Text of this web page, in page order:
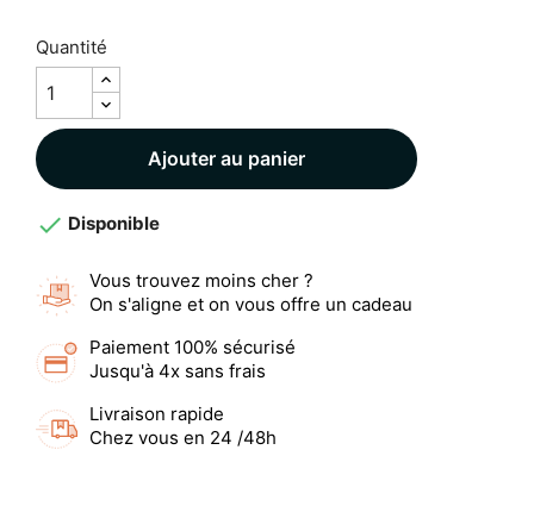
Quantité
Ajouter au panier
 Disponible
Vous trouvez moins cher ?
On s'aligne et on vous offre un cadeau
Paiement 100% sécurisé
Jusqu'à 4x sans frais
Livraison rapide
Chez vous en 24 /48h